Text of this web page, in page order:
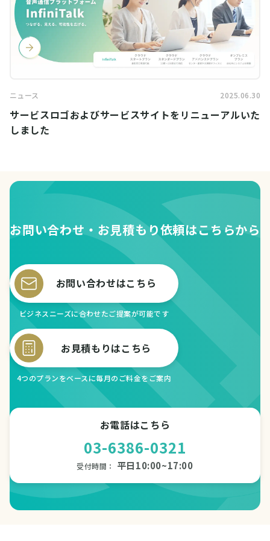
ニュース 2025.06.30
サービスロゴおよびサービスサイトをリニューアルいた
しました
お問い合わせ・お見積もり依頼はこちらから
お問い合わせはこちら
ビジネスニーズに合わせたご提案が可能です
お見積もりはこちら
4つのプランをベースに毎月のご料金をご案内
お電話はこちら
03-6386-0321
受付時間： 平日10:00~17:00